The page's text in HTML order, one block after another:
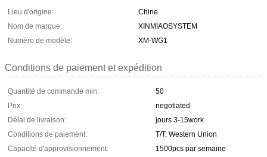
Lieu d'origine:
Chine
Nom de marque:
XINMIAOSYSTEM
Numéro de modèle:
XM-WG1
Conditions de paiement et expédition
Quantité de commande min:
50
Prix:
negotiated
Délai de livraison:
jours 3-15work
Conditions de paiement:
T/T, Western Union
Capacité d'approvisionnement:
1500pcs par semaine